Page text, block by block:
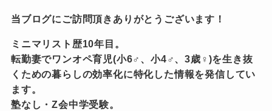
当ブログにご訪問頂きありがとうございます！
ミニマリスト歴10年目。
転勤妻でワンオペ育児(小6♂、小4♂、3歳♀)を生き抜
くための暮らしの効率化に特化した情報を発信してい
ます。
塾なし・Z会中学受験。